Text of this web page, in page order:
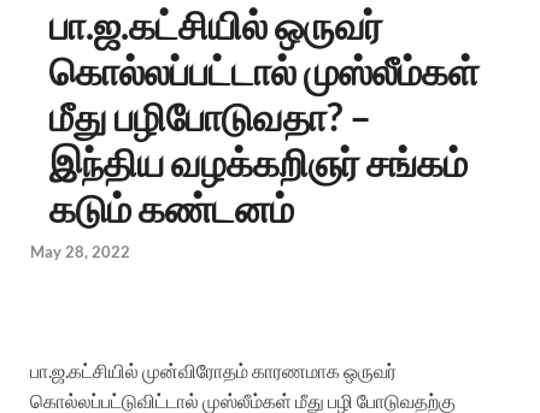
பா.ஜ.கட்சியில் ஒருவர்
கொல்லப்பட்டால் முஸ்லீம்கள்
மீது பழிபோடுவதா? –
இந்திய வழக்கறிஞர் சங்கம்
கடும் கண்டனம்
May 28, 2022
பா.ஜ.கட்சியில் முன்விரோதம் காரணமாக ஒருவர்
கொல்லப்பட்டுவிட்டால் முஸ்லீம்கள் மீது பழி போடுவதற்கு